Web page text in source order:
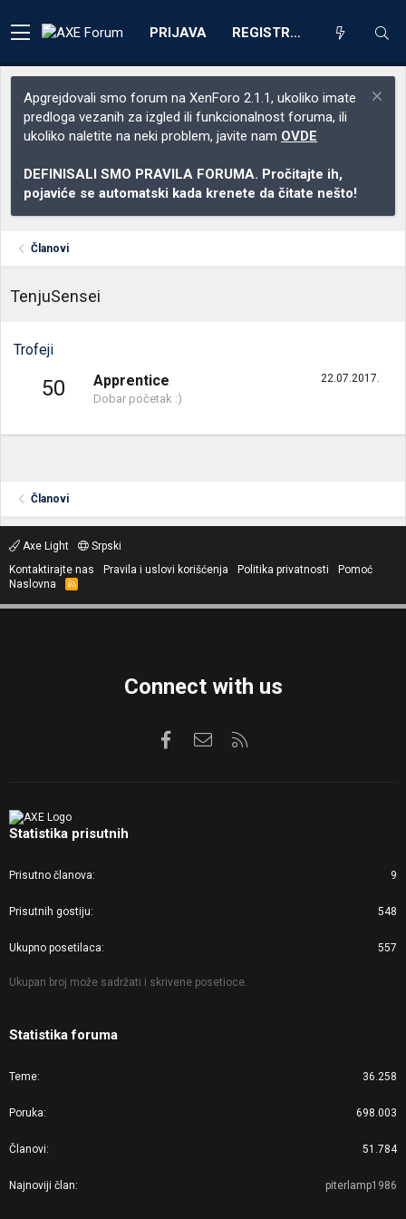
PRIJAVA REGISTRACIJA
Apgrejdovali smo forum na XenForo 2.1.1, ukoliko imate
predloga vezanih za izgled ili funkcionalnost foruma, ili
ukoliko naletite na neki problem, javite nam OVDE
DEFINISALI SMO PRAVILA FORUMA. Pročitajte ih,
pojaviće se automatski kada krenete da čitate nešto!
Članovi
TenjuSensei
Trofeji
50 22.07.2017.
Apprentice
Dobar početak :)
Članovi
Axe Light
Srpski
Kontaktirajte nas
Pravila i uslovi korišćenja Politika privatnosti
Pomoć
Naslovna
R
S
Connect with us
FacebookKontaktirajte nas
Statistika prisutnih
Prisutno članova 9
Prisutnih gostiju 548
Ukupno posetilaca 557
Ukupan broj može sadržati i skrivene posetioce.
Statistika foruma
Teme 36.258
Poruka 698.003
Članovi 51.784
Najnoviji član piterlamp1986